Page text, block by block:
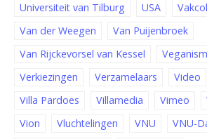
Universiteit van Tilburg
USA
Van der Weegen
Van Puijenbroek
Van Rijckevorsel van Kessel
Verkiezingen
Verzamelaars Video
Villa Pardoes
Villamedia Vimeo
Vion
Vluchtelingen VNU
VNU-